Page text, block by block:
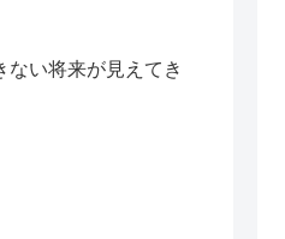
ない将来が見えてき